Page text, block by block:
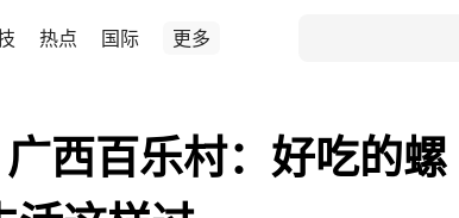
热点 国际 更多
西百乐村：好吃的螺